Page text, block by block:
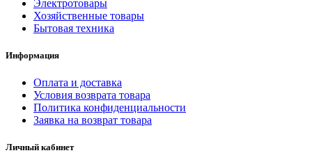
Электротовары
Хозяйственные товары
Бытовая техника
Информация
Оплата и доставка
Условия возврата товара
Политика конфиденциальности
Заявка на возврат товара
Личный кабинет